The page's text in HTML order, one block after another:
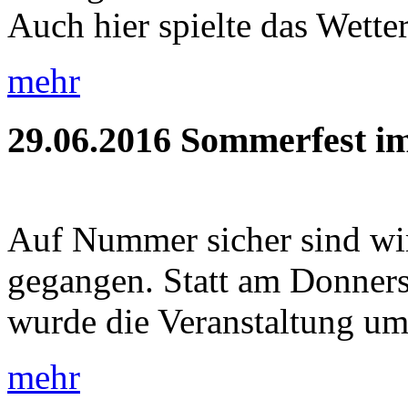
Auch hier spielte das
mehr
29.06.2016 Sommerfest
Auf Nummer sicher sind
gegangen. Statt am
wurde die Veranstaltung
mehr